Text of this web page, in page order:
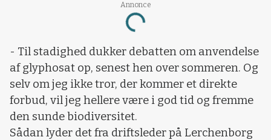
Annonce
Loading...
- Til stadighed dukker debatten om anvendelse
af glyphosat op, senest hen over sommeren. Og
selv om jeg ikke tror, der kommer et direkte
forbud, vil jeg hellere være i god tid og fremme
den sunde biodiversitet.
Sådan lyder det fra driftsleder på Lerchenborg